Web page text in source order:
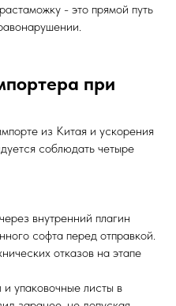
- это прямой путь
при
из Китая и ускорения
соблюдать четыре
внутренний плагин
софта перед отправкой.
отказов на этапе
упаковочные листы в